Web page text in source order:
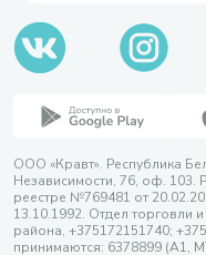
ООО «Кравт». Республика
Независимости, 76, оф. 103.
реестре №769481 от
13.10.1992. Отдел торговли
района, +375172151740;
принимаются: 6378899 (А1,